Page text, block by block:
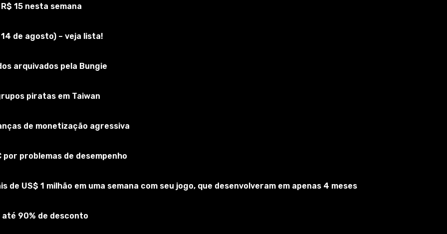
Versão do mod:
se no jogo
15 nesta semana
de agosto) – veja lista!
arquivados pela Bungie
piratas em Taiwan
de monetização agressiva
problemas de desempenho
US$ 1 milhão em uma semana com seu jogo, que desenvolveram em apenas 4 meses
até 90% de desconto